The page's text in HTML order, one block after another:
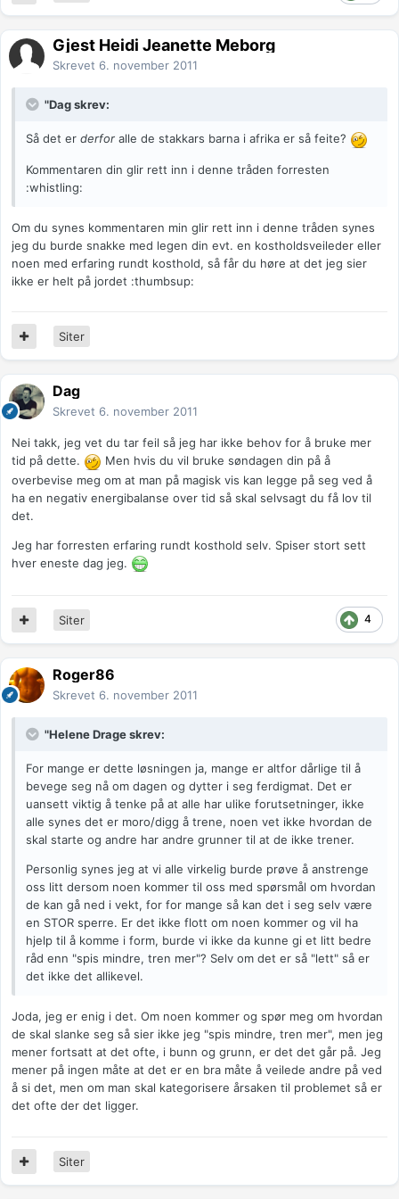
Gjest Heidi Jeanette Meborg
Skrevet 6. november 2011
"Dag skrev:
Så det er derfor alle de stakkars barna i afrika er så feite?
Kommentaren din glir rett inn i denne tråden forresten
:whistling:
Om du synes kommentaren min glir rett inn i denne tråden synes
jeg du burde snakke med legen din evt. en kostholdsveileder eller
noen med erfaring rundt kosthold, så får du høre at det jeg sier
ikke er helt på jordet :thumbsup:
Siter
Dag
Skrevet 6. november 2011
Nei takk, jeg vet du tar feil så jeg har ikke behov for å bruke mer
tid på dette.
Men hvis du vil bruke søndagen din på å
overbevise meg om at man på magisk vis kan legge på seg ved å
ha en negativ energibalanse over tid så skal selvsagt du få lov til
det.
Jeg har forresten erfaring rundt kosthold selv. Spiser stort sett
hver eneste dag jeg.
4
Siter
Roger86
Skrevet 6. november 2011
"Helene Drage skrev:
For mange er dette løsningen ja, mange er altfor dårlige til å
bevege seg nå om dagen og dytter i seg ferdigmat. Det er
uansett viktig å tenke på at alle har ulike forutsetninger, ikke
alle synes det er moro/digg å trene, noen vet ikke hvordan de
skal starte og andre har andre grunner til at de ikke trener.
Personlig synes jeg at vi alle virkelig burde prøve å anstrenge
oss litt dersom noen kommer til oss med spørsmål om hvordan
de kan gå ned i vekt, for for mange så kan det i seg selv være
en STOR sperre. Er det ikke flott om noen kommer og vil ha
hjelp til å komme i form, burde vi ikke da kunne gi et litt bedre
råd enn "spis mindre, tren mer"? Selv om det er så "lett" så er
det ikke det allikevel.
Joda, jeg er enig i det. Om noen kommer og spør meg om hvordan
de skal slanke seg så sier ikke jeg "spis mindre, tren mer", men jeg
mener fortsatt at det ofte, i bunn og grunn, er det det går på. Jeg
mener på ingen måte at det er en bra måte å veilede andre på ved
å si det, men om man skal kategorisere årsaken til problemet så er
det ofte der det ligger.
Siter